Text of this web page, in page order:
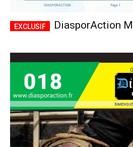
DiasporAction